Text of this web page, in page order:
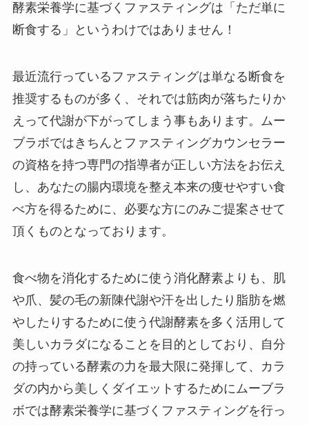
酵素栄養学に基づくファスティングは「ただ単に
断食する」というわけではありません！
最近流行っているファスティングは単なる断食を
推奨するものが多く、それでは筋肉が落ちたりか
えって代謝が下がってしまう事もあります。ムー
ブラボではきちんとファスティングカウンセラー
の資格を持つ専門の指導者が正しい方法をお伝え
し、あなたの腸内環境を整え本来の痩せやすい食
べ方を得るために、必要な方にのみご提案させて
頂くものとなっております。
食べ物を消化するために使う消化酵素よりも、肌
や爪、髪の毛の新陳代謝や汗を出したり脂肪を燃
やしたりするために使う代謝酵素を多く活用して
美しいカラダになることを目的としており、自分
の持っている酵素の力を最大限に発揮して、カラ
ダの内から美しくダイエットするためにムーブラ
ボでは酵素栄養学に基づくファスティングを行っ